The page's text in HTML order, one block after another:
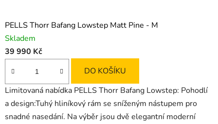
PELLS Thorr Bafang Lowstep Matt Pine - M
Skladem
39 990 Kč
DO KOŠÍKU
Limitovaná nabídka PELLS Thorr Bafang Lowstep: Pohodlí
a design:Tuhý hliníkový rám se sníženým nástupem pro
snadné nasedání. Na výběr jsou dvě elegantní moderní